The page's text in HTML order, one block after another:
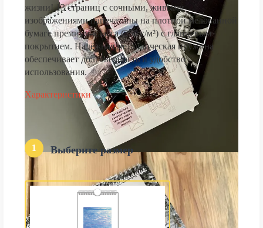
жизни! 13 страниц с сочными, живыми
изображениями напечатаны на плотной мелованной
бумаге премиум-класса (250 г/м²) с глянцевым
покрытием. Надёжная металлическая пружина
обеспечивает долговечность и удобство
использования.
Характеристики
1 Выберите размер